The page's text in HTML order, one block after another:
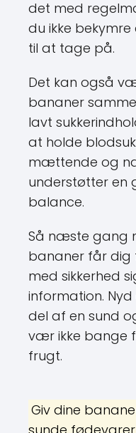
du ikke
til at tage på.
Det kan også
bananer
lavt
at holde
mættende og
understøtter
balance.
Så næste gang
bananer får dig
med sikkerhed
information.
del af en sund
vær ikke bange
frugt.
Giv dine
sunde